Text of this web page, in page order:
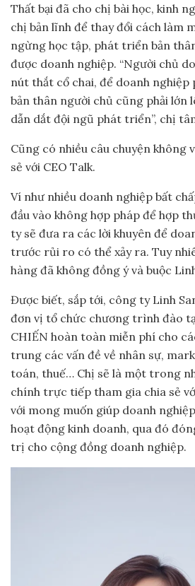
Thất bại đã cho chị bài học, kinh
chị bản lĩnh để thay đổi cách làm
ngừng học tập, phát triển bản
được doanh nghiệp. “Người chủ
nút thắt cổ chai, để doanh nghiệp
bản thân người chủ cũng phải lớn
dẫn dắt đội ngũ phát triển”, chị
Cũng có nhiều câu chuyện không
sẻ với CEO Talk.
Ví như nhiều doanh nghiệp bất
đầu vào không hợp pháp để hợp
ty sẽ đưa ra các lời khuyên để
trước rủi ro có thể xảy ra. Tuy
hàng đã không đồng ý và buộc
Được biết, sắp tới, công ty Linh
đơn vị tổ chức chương trình đào
CHIẾN hoàn toàn miễn phí cho
trung các vấn đề về nhân sự,
toán, thuế… Chị sẽ là một trong
chính trực tiếp tham gia chia sẻ
với mong muốn giúp doanh
hoạt động kinh doanh, qua đó
trị cho cộng đồng doanh nghiệp.